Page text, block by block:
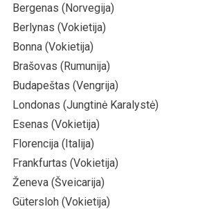
Bergenas (Norvegija)
Berlynas (Vokietija)
Bonna (Vokietija)
Brašovas (Rumunija)
Budapeštas (Vengrija)
Londonas (Jungtinė Karalystė)
Esenas (Vokietija)
Florencija (Italija)
Frankfurtas (Vokietija)
Ženeva (Šveicarija)
Gütersloh (Vokietija)